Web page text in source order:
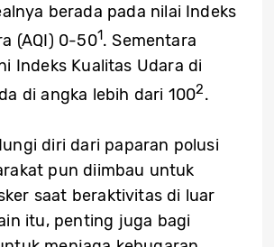
berada pada nilai Indeks
(AQI) 0-501. Sementara
Indeks Kualitas Udara di
di angka lebih dari 1002.
diri dari paparan polusi
pun diimbau untuk
saat beraktivitas di luar
itu, penting juga bagi